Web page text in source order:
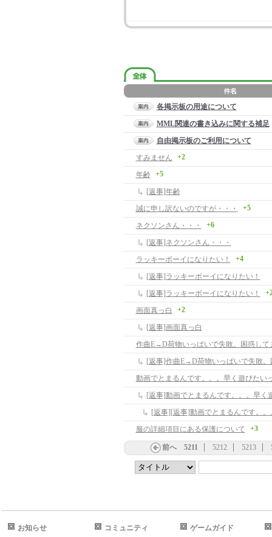
各掲示板の用途について
MML関連の書き込みに関する補足
自由掲示板のご利用について
すみません
+2
年齢 +5
[返事]年齢
誠に申し訳ないのですが・・・
+5
ネクソンさん・・・ +6
[返事]ネクソンさん・・・
ラッキーボーイになりたい！
+4
[返事]ラッキーボーイになりたい！
[返事]ラッキーボーイになりたい！
画面真っ白 +2
[返事]画面真っ白
作曲E→D荷物いっぱいで失敗。困惑して
[返事]作曲E→D荷物いっぱいで失敗。
動画でとまるんです。。。早く遊びたい
[返事]動画でとまるんです。。。早く
服の詳細項目にある保護について +3
前へ 5211 5212 5213
お知らせ コミュニティ ゲームガイド